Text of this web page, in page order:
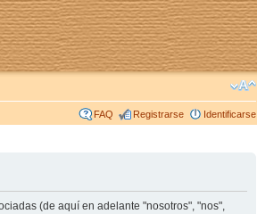
FAQ Registrarse Identificarse
(de aquí en adelante "nosotros", "nos",